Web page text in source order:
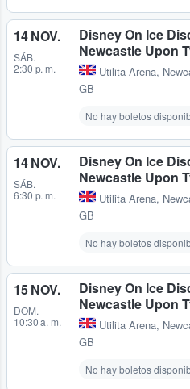
14 NOV.
SÁB.
2:30 p. m.
Disney On Ice
Newcastle Upon
Utilita Arena,
GB
No hay boletos
14 NOV.
SÁB.
6:30 p. m.
Disney On Ice
Newcastle Upon
Utilita Arena,
GB
No hay boletos
15 NOV.
DOM.
10:30 a. m.
Disney On Ice
Newcastle Upon
Utilita Arena,
GB
No hay boletos